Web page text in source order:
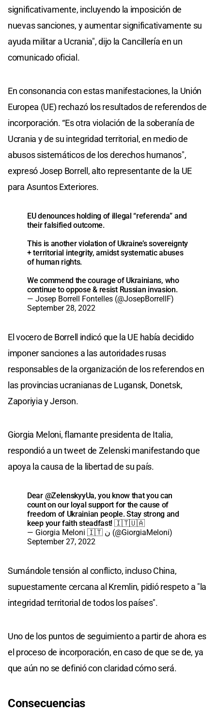
significativamente, incluyendo la imposición de
nuevas sanciones, y aumentar significativamente su
ayuda militar a Ucrania", dijo la Cancillería en un
comunicado oficial.
En consonancia con estas manifestaciones, la Unión
Europea (UE) rechazó los resultados de referendos de
incorporación. “Es otra violación de la soberanía de
Ucrania y de su integridad territorial, en medio de
abusos sistemáticos de los derechos humanos",
expresó Josep Borrell, alto representante de la UE
para Asuntos Exteriores.
EU denounces holding of illegal “referenda” and
their falsified outcome.
This is another violation of Ukraine’s sovereignty
+ territorial integrity, amidst systematic abuses
of human rights.
We commend the courage of Ukrainians, who
continue to oppose & resist Russian invasion.
— Josep Borrell Fontelles (@JosepBorrellF)
September 28, 2022
El vocero de Borrell indicó que la UE había decidido
imponer sanciones a las autoridades rusas
responsables de la organización de los referendos en
las provincias ucranianas de Lugansk, Donetsk,
Zaporiyia y Jerson.
Giorgia Meloni, flamante presidenta de Italia,
respondió a un tweet de Zelenski manifestando que
apoya la causa de la libertad de su país.
Dear @ZelenskyyUa, you know that you can
count on our loyal support for the cause of
freedom of Ukrainian people. Stay strong and
keep your faith steadfast! 🇮🇹🇺🇦
— Giorgia Meloni 🇮🇹 ن (@GiorgiaMeloni)
September 27, 2022
Sumándole tensión al conflicto, incluso China,
supuestamente cercana al Kremlin, pidió respeto a "la
integridad territorial de todos los países".
Uno de los puntos de seguimiento a partir de ahora es
el proceso de incorporación, en caso de que se de, ya
que aún no se definió con claridad cómo será.
Consecuencias